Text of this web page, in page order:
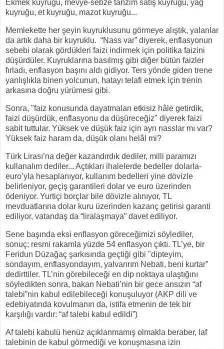
Ekmek kuyruğu, mevye-sebze tanzim satış kuyruğu, yağ
kuyruğu, et kuyruğu, mazot kuyruğu...
Memlekette her şeyin kuyruklusunu görmeye alıştık, yalanlar
da artık daha bir kuyruklu. “Nass var” diyerek, enflasyonun
sebebi olarak gördükleri faizi indirmek için politika faizini
düşürdüler. Kuyruklarına basılmış gibi diğer bütün faizler
fırladı, enflasyon başını aldı gidiyor. Ters yönde giden trene
yanlışlıkla binen yolcunun, hatayı telafi etmek için trenin
arkasına doğru yürümesi gibi.
Sonra, "faiz konusunda dayatmaları etkisiz hâle getirdik,
faizi düşürdük, enflasyonu da düşüreceğiz" diyerek faizi
sabit tuttular. Yüksek ve düşük faiz için ayrı nasslar mı var?
Yüksek faiz haram da, düşük olanı helâl mi?
Türk Lirası’na değer kazandırdık dediler, milli paramızı
kullanalım dediler... Açtıkları ihalelerde bedeller dolarla-
euro’yla hesaplanıyor, kullanım bedelleri yine dövizle
belirleniyor, geçiş garantileri dolar ve euro üzerinden
ödeniyor. Yurtiçi borçlar bile dövizle alınıyor, TL
mevduatlarına dolar kuru üzerinden kazanç getirisi garanti
ediliyor, vatandaş da “liralaşmaya” davet ediliyor.
Sene başında eksi enflasyon göreceğimizi söylediler,
sonuç; resmi rakamla yüzde 54 enflasyon çıktı. TL’ye, bir
Feridun Düzağaç şarkısında geçtiği gibi "dipteyim,
sondayım, enflasyondayım, yalvarırım Nebati, beni kurtar”
dedirttiler. TL’nin görebileceği en dip noktaya ulaştığını
söyledikten sonra, bakan Nebati’nin bir gece ansızın “af
talebi”nin kabul edilebileceği konuşuluyor (AKP dili ve
edebiyatında kovulmanın da, istifa etmenin de tek bir
karşılığı vardır: “af talebi kabul edildi”)
Af talebi kabulü henüz açıklanmamış olmakla beraber, laf
talebinin de kabul görmediği ve konuşmasına izin